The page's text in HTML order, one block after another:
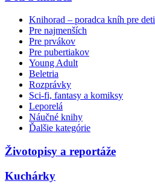
Knihorad – poradca kníh pre deti
Pre najmenších
Pre prvákov
Pre pubertiakov
Young Adult
Beletria
Rozprávky
Sci-fi, fantasy a komiksy
Leporelá
Náučné knihy
Ďalšie kategórie
Životopisy a reportáže
Kuchárky